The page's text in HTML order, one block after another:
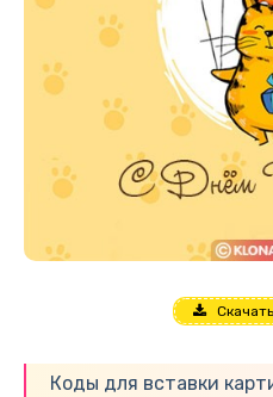
Коды для вставки